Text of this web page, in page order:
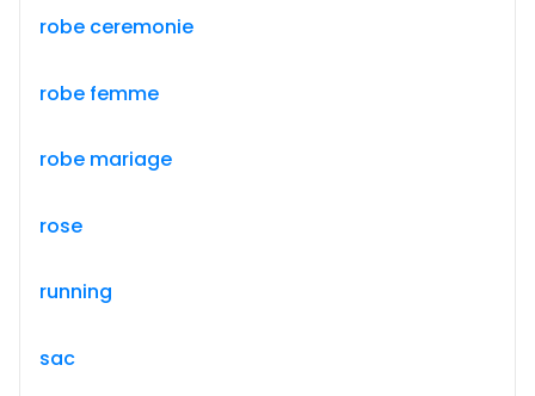
robe ceremonie
robe femme
robe mariage
rose
running
sac